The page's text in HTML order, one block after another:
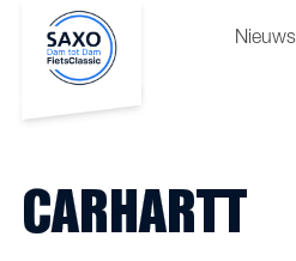
Nieuws
CARHARTT